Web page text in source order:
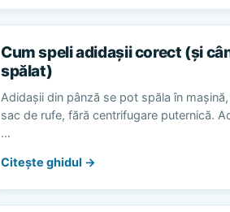
Cum speli adidașii corect (și
spălat)
Adidașii din pânză se pot spăla în
sac de rufe, fără centrifugare puternică.
…
Citește ghidul →